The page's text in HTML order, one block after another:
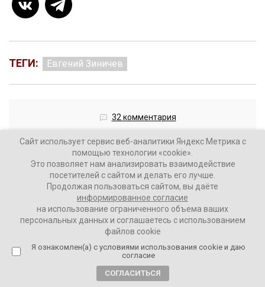
ТЕГИ: Евгений Зиничев
32 комментария
Число жертв взрыва в Ногинске
увеличилось до семи
5 лет назад
Сайт использует сервис веб-аналитики Яндекс Метрика с
помощью технологии «cookie».
Это позволяет нам анализировать взаимодействие
посетителей с сайтом и делать его лучше.
Продолжая пользоваться сайтом, вы даёте
информированное согласие
на использование ограниченного объема ваших
персональных данных и соглашаетесь с использованием
файлов cookie
Я ознакомлен(а) с условиями использования cookie и даю
согласие
СОГЛАСИТЬСЯ